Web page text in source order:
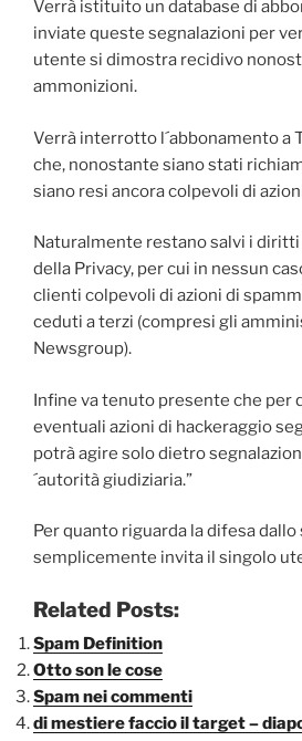
Verrà istituito un database di
inviate queste segnalazioni per
utente si dimostra recidivo
ammonizioni.
Verrà interrotto l´abbonamento a
che, nonostante siano stati
siano resi ancora colpevoli di
Naturalmente restano salvi i
della Privacy, per cui in nessun
clienti colpevoli di azioni di
ceduti a terzi (compresi gli
Newsgroup).
Infine va tenuto presente che per
eventuali azioni di hackeraggio
potrà agire solo dietro
´autorità giudiziaria.”
Per quanto riguarda la difesa dallo
semplicemente invita il singolo
Related Posts:
Spam Definition
Otto son le cose
Spam nei commenti
di mestiere faccio il target –